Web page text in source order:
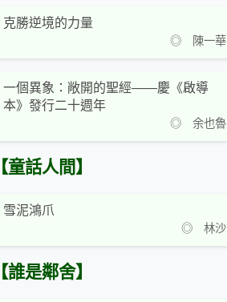
克勝逆境的力量
◎ 陳一華
一個異象：敞開的聖經——慶《啟導
本》發行二十週年
◎ 余也魯
【童話人間】
雪泥鴻爪
◎ 林沙
【誰是鄰舍】